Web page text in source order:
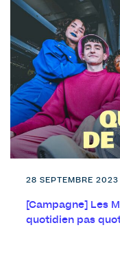
28 SEPTEMBRE 2023
[Campagne] Les
quotidien pas